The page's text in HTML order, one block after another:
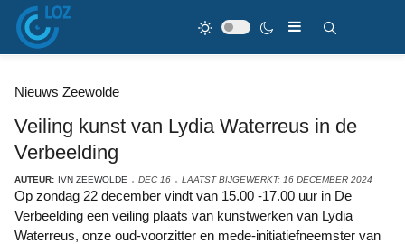
Nieuws Zeewolde
Veiling kunst van Lydia Waterreus in de
Verbeelding
AUTEUR: IVN ZEEWOLDE DEC 16 LAATST BIJGEWERKT: 16 DECEMBER 2024
Op zondag 22 december vindt van 15.00 -17.00 uur in De
Verbeelding een veiling plaats van kunstwerken van Lydia
Waterreus, onze oud-voorzitter en mede-initiatiefneemster van